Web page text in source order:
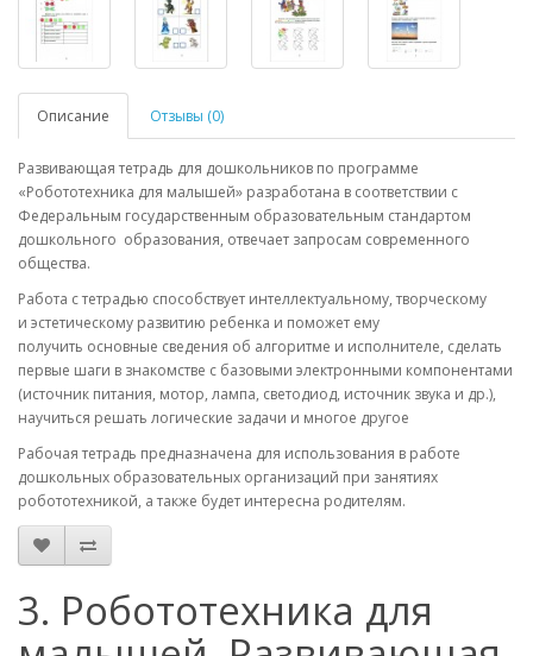
Описание Отзывы (0)
Развивающая тетрадь для дошкольников по программе
«Робототехника для малышей» разработана в соответствии с
Федеральным государственным образовательным стандартом
дошкольного образования, отвечает запросам современного
общества.
Работа с тетрадью способствует интеллектуальному, творческому
и эстетическому развитию ребенка и поможет ему
получить основные сведения об алгоритме и исполнителе, сделать
первые шаги в знакомстве с базовыми электронными компонентами
(источник питания, мотор, лампа, светодиод, источник звука и др.),
научиться решать логические задачи и многое другое
Рабочая тетрадь предназначена для использования в работе
дошкольных образовательных организаций при занятиях
робототехникой, а также будет интересна родителям.
3. Робототехника для